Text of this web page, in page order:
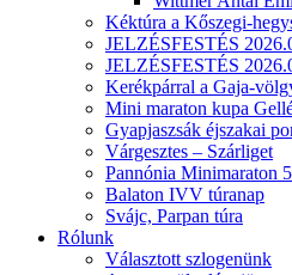
Kéktúra a Kőszegi-
JELZÉSFESTÉS
JELZÉSFESTÉS
Kerékpárral a Gaja-
Mini maraton kupa
Gyapjaszsák éjszakai
Várgesztes – Szárliget
Pannónia Minimaraton 5
Balaton IVV túranap
Svájc, Parpan túra
Rólunk
Választott szlogenünk